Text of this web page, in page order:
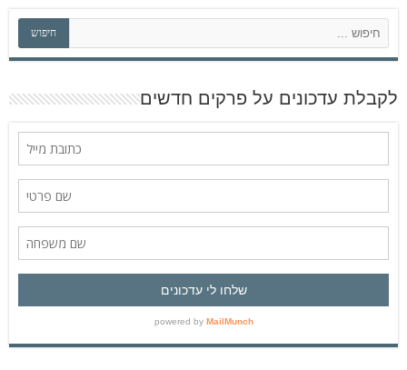
פ
ש
חיפוש
לקבלת עדכונים על פרקים חדשים